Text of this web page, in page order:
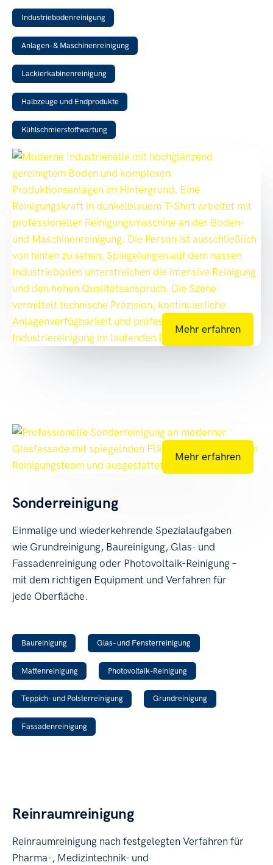
Industriebodenreinigung
Anlagen- & Maschinenreinigung
Lackierkabinenreinigung
Halbzeuge und Endprodukte
Kühlschmierstoffwartung
Mehr erfahren
Sonderreinigung
Einmalige und wiederkehrende Spezialaufgaben
wie Grundreinigung, Baureinigung, Glas- und
Fassadenreinigung oder Photovoltaik-Reinigung –
mit dem richtigen Equipment und Verfahren für
jede Oberfläche.
Baureinigung Glas- und Fensterreinigung
Mattenreinigung Photovoltaik-Reinigung
Teppich- und Polsterreinigung Grundreinigung
Fassadenreinigung
Mehr erfahren
Reinraumreinigung
Reinraumreinigung nach festgelegten Verfahren für
Pharma-, Medizintechnik- und